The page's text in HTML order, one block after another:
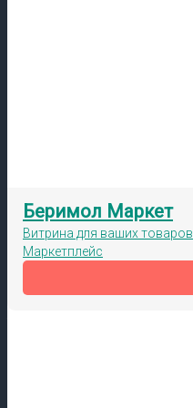
Беримол Маркет
Витрина для ваших товаров
Маркетплейс